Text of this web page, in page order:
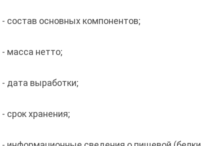
- состав основных компонентов;
- масса нетто;
- дата выработки;
- срок хранения;